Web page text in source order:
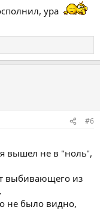
ура
#6
я вышел не в "ноль",
выбивающего из
не было видно,